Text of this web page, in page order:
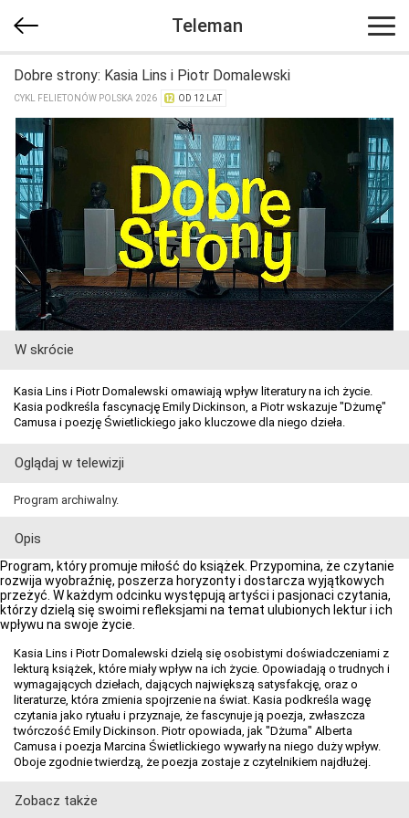
Teleman
Dobre strony: Kasia Lins i Piotr Domalewski
CYKL FELIETONÓW POLSKA 2026 OD 12 LAT
W skrócie
Kasia Lins i Piotr Domalewski omawiają wpływ literatury na ich życie.
Kasia podkreśla fascynację Emily Dickinson, a Piotr wskazuje "Dżumę"
Camusa i poezję Świetlickiego jako kluczowe dla niego dzieła.
Oglądaj w telewizji
Program archiwalny.
Opis
Program, który promuje miłość do książek. Przypomina, że czytanie
rozwija wyobraźnię, poszerza horyzonty i dostarcza wyjątkowych
przeżyć. W każdym odcinku występują artyści i pasjonaci czytania,
którzy dzielą się swoimi refleksjami na temat ulubionych lektur i ich
wpływu na swoje życie.
Kasia Lins i Piotr Domalewski dzielą się osobistymi doświadczeniami z
lekturą książek, które miały wpływ na ich życie. Opowiadają o trudnych i
wymagających dziełach, dających największą satysfakcję, oraz o
literaturze, która zmienia spojrzenie na świat. Kasia podkreśla wagę
czytania jako rytuału i przyznaje, że fascynuje ją poezja, zwłaszcza
twórczość Emily Dickinson. Piotr opowiada, jak "Dżuma" Alberta
Camusa i poezja Marcina Świetlickiego wywarły na niego duży wpływ.
Oboje zgodnie twierdzą, że poezja zostaje z czytelnikiem najdłużej.
Zobacz także